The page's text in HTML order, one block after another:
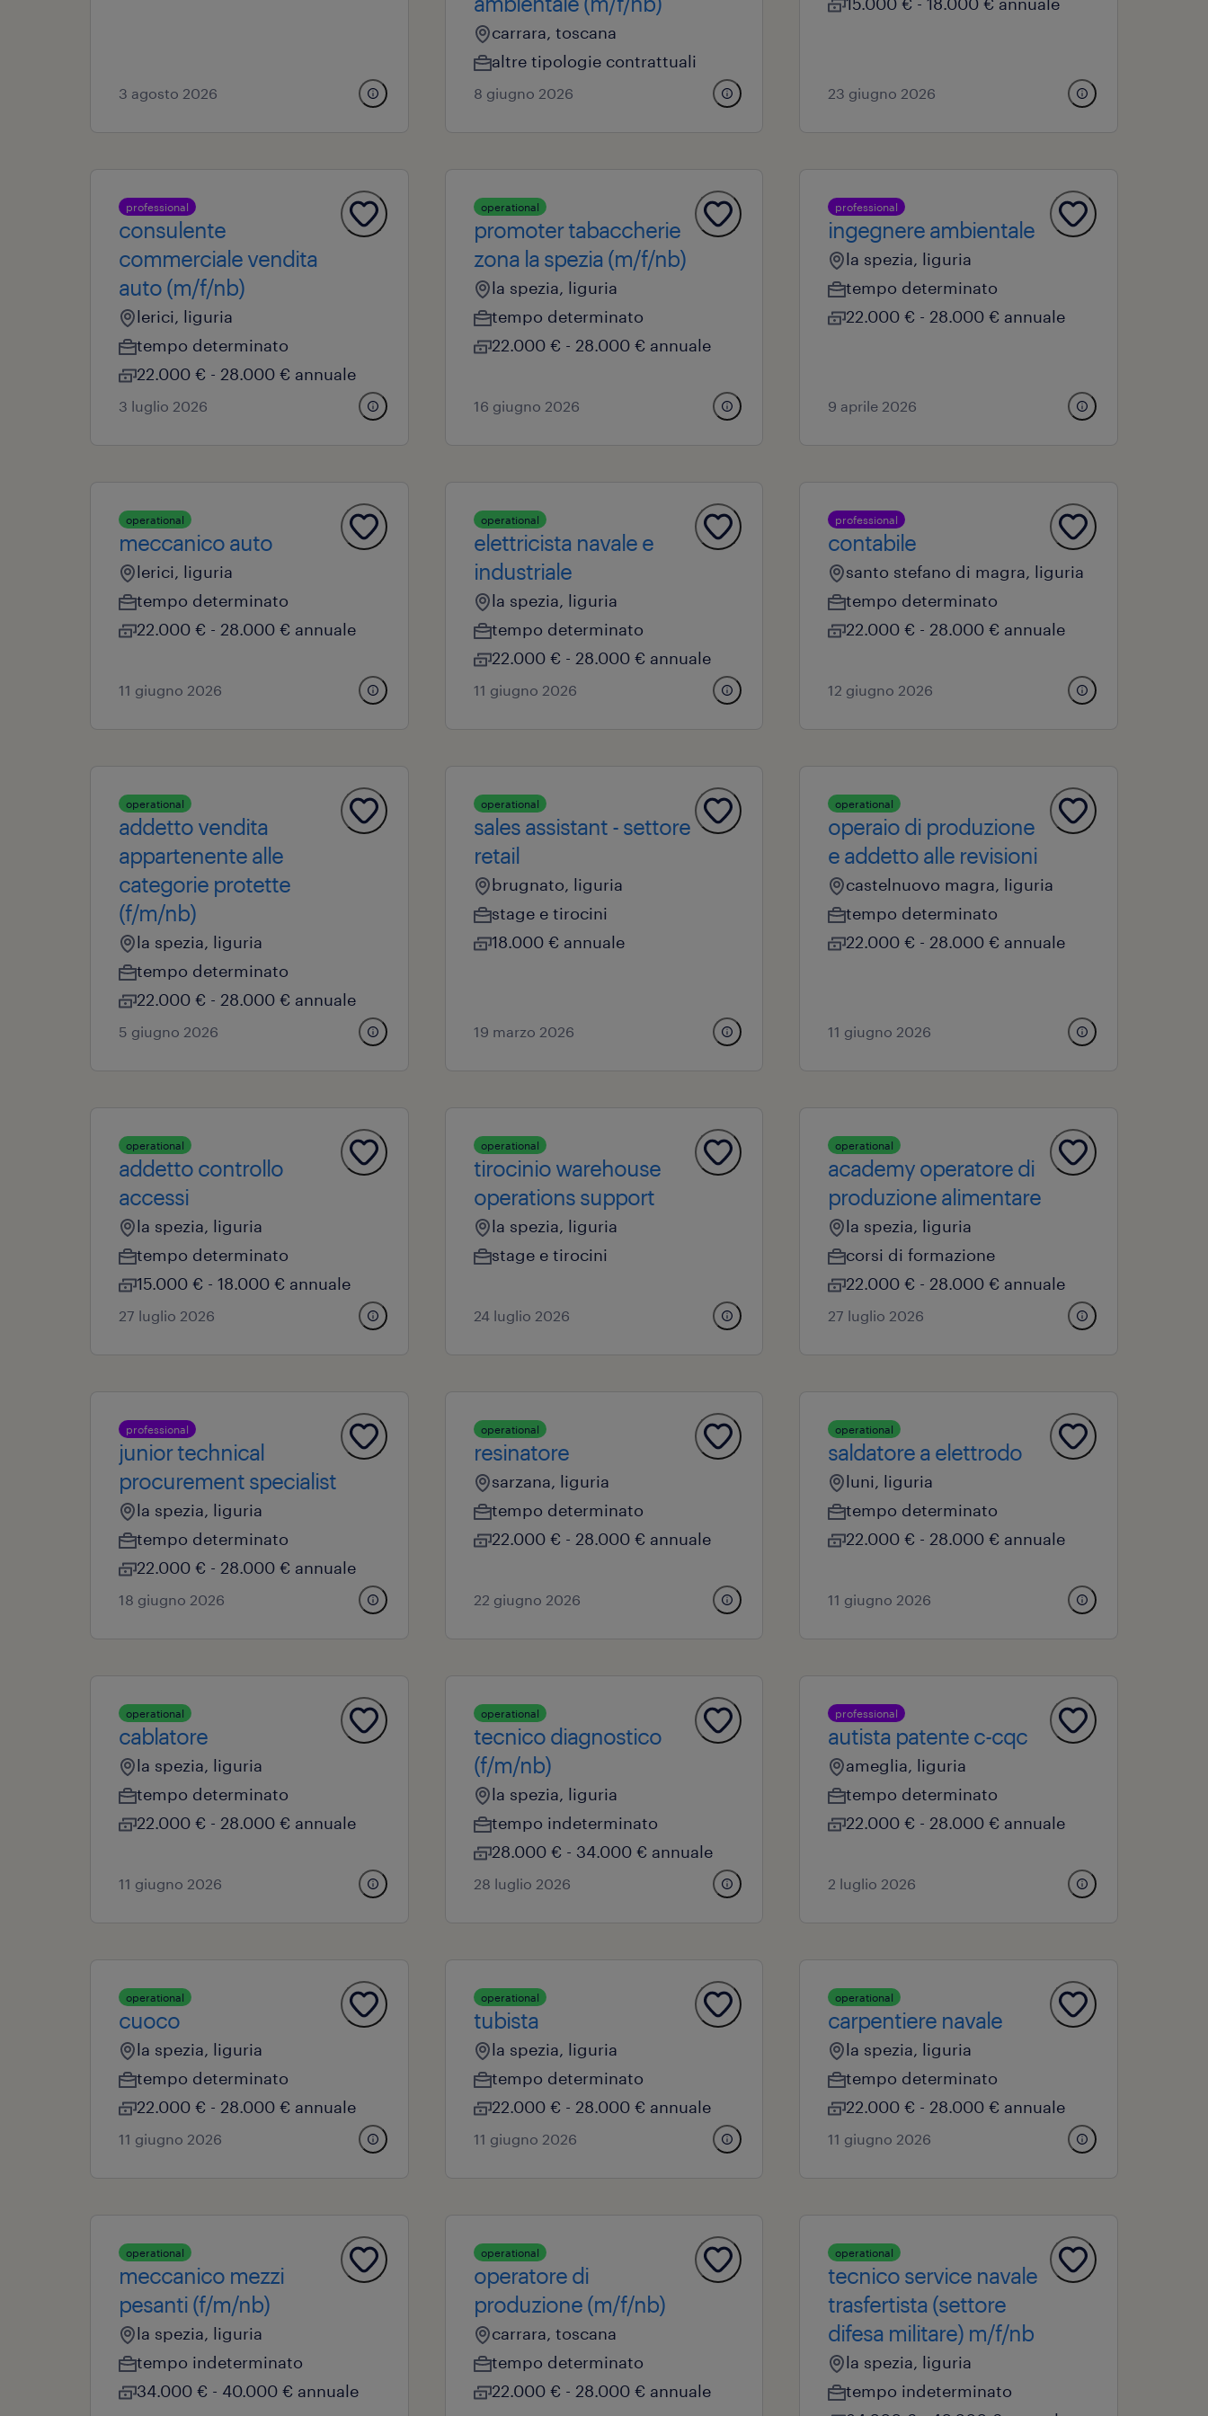
3 agosto 2026
carrara, toscana
altre tipologie contrattuali
8 giugno 2026 23 giugno 2026
professional
consulente
commerciale vendita
auto (m/f/nb)
lerici, liguria
tempo determinato
22.000 € - 28.000 € annuale
3 luglio 2026
operational
promoter tabaccherie
zona la spezia (m/f/nb)
la spezia, liguria
tempo determinato
22.000 € - 28.000 € annuale
16 giugno 2026
professional
ingegnere ambientale
la spezia, liguria
tempo determinato
22.000 € - 28.000 € annuale
9 aprile 2026
operational
meccanico auto
lerici, liguria
tempo determinato
22.000 € - 28.000 € annuale
11 giugno 2026
operational
elettricista navale e
industriale
la spezia, liguria
tempo determinato
22.000 € - 28.000 € annuale
11 giugno 2026
professional
contabile
santo stefano di magra, liguria
tempo determinato
22.000 € - 28.000 € annuale
12 giugno 2026
operational
addetto vendita
appartenente alle
categorie protette
(f/m/nb)
la spezia, liguria
tempo determinato
22.000 € - 28.000 € annuale
5 giugno 2026
operational
sales assistant - settore
retail
brugnato, liguria
stage e tirocini
18.000 € annuale
19 marzo 2026
operational
operaio di produzione
e addetto alle revisioni
castelnuovo magra, liguria
tempo determinato
22.000 € - 28.000 € annuale
11 giugno 2026
operational
addetto controllo
accessi
la spezia, liguria
tempo determinato
15.000 € - 18.000 € annuale
27 luglio 2026
operational
tirocinio warehouse
operations support
la spezia, liguria
stage e tirocini
24 luglio 2026
operational
academy operatore di
produzione alimentare
la spezia, liguria
corsi di formazione
22.000 € - 28.000 € annuale
27 luglio 2026
professional
junior technical
procurement specialist
la spezia, liguria
tempo determinato
22.000 € - 28.000 € annuale
18 giugno 2026
operational
resinatore
sarzana, liguria
tempo determinato
22.000 € - 28.000 € annuale
22 giugno 2026
operational
saldatore a elettrodo
luni, liguria
tempo determinato
22.000 € - 28.000 € annuale
11 giugno 2026
operational
cablatore
la spezia, liguria
tempo determinato
22.000 € - 28.000 € annuale
11 giugno 2026
operational
tecnico diagnostico
(f/m/nb)
la spezia, liguria
tempo indeterminato
28.000 € - 34.000 € annuale
28 luglio 2026
professional
autista patente c-cqc
ameglia, liguria
tempo determinato
22.000 € - 28.000 € annuale
2 luglio 2026
operational
cuoco
la spezia, liguria
tempo determinato
22.000 € - 28.000 € annuale
11 giugno 2026
operational
tubista
la spezia, liguria
tempo determinato
22.000 € - 28.000 € annuale
11 giugno 2026
operational
carpentiere navale
la spezia, liguria
tempo determinato
22.000 € - 28.000 € annuale
11 giugno 2026
operational
meccanico mezzi
pesanti (f/m/nb)
la spezia, liguria
tempo indeterminato
34.000 € - 40.000 € annuale
operational
operatore di
produzione (m/f/nb)
carrara, toscana
tempo determinato
22.000 € - 28.000 € annuale
operational
tecnico service navale
trasfertista (settore
difesa militare) m/f/nb
la spezia, liguria
tempo indeterminato